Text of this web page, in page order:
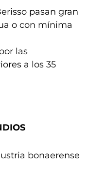
pasan gran
o con mínima
las
a los 35
bonaerense